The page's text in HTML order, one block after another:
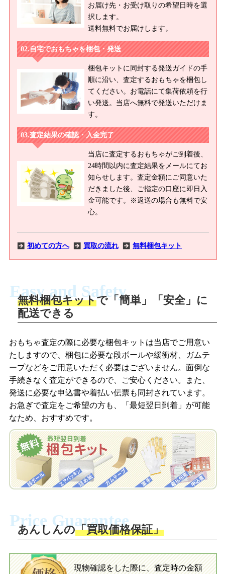
お届け先・お受け取りの希望日時を選
択します。
送料無料でお届けします。
自宅でおもちゃを梱包・発送
梱包キットに同封する発送ガイドの手
順に沿い、査定するおもちゃを梱包し
てください。お電話にて集荷依頼を行
い発送。当店へ無料で発送いただけま
す。
査定結果の確認・入金完了
当店に査定するおもちゃがご到着後、
24時間以内に査定結果をメールにてお
知らせします。査定金額にご同意いた
だきました後、ご指定の口座に即日入
金可能です。※返送の場合も無料で安
心。
初めての方へ 買取の流れ 無料梱包キット
商品撮影
商品を撮影して、査定フォームから画像
を送信します。
梱包キットをメールで申し込み
査定結果をメールで確認し、梱包キット
を申し込みます。梱包キットは送料無料
でお届けします。
自宅でおもちゃを発送・梱包
梱包キットに同封する発送ガイドの手順
送。当店へ無料で発送いただけます。
入金完了
当店に査定したおもちゃがご到着後、ご
LINEの友だち追加・査定画像を送信
「ジョニージョイLINE査定」を友だちに
追加し、スマートフォンなどのカメラで
撮影したおもちゃの写真をトーク中に送
信します。
梱包キットをLINEで申し込み
査定結果をLINEで確認し、梱包キットを
申し込みます。梱包キットは送料無料で
お届けします。
自宅でおもちゃを発送・梱包
ださい。お電話にて集荷依頼を行い発
送。当店へ無料で発送いただけます。
Easy and Safety
無料梱包キットで「簡単」「安全」に
配送できる
おもちゃ査定の際に必要な梱包キットは当店でご用意い
たしますので、梱包に必要な段ボールや緩衝材、ガムテ
ープなどをご用意いただく必要はございません。面倒な
手続きなく査定ができるので、ご安心ください。また、
発送に必要な申込書や着払い伝票も同封されています。
お急ぎで査定をご希望の方も、「最短翌日到着」が可能
なため、おすすめです。
Price Guarantee
あんしんの「買取価格保証」
現物確認をした際に、査定時の金額